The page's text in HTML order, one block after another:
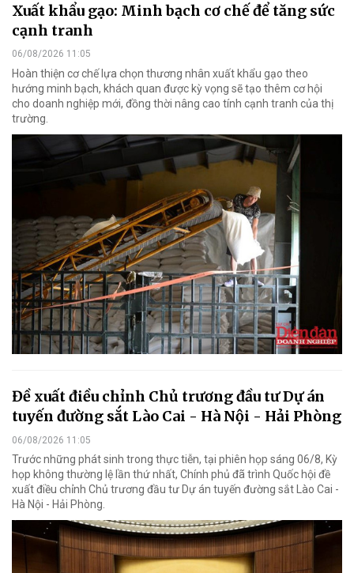
Xuất khẩu gạo: Minh bạch cơ chế để tăng sức
cạnh tranh
06/08/2026 11:05
Hoàn thiện cơ chế lựa chọn thương nhân xuất khẩu gạo theo
hướng minh bạch, khách quan được kỳ vọng sẽ tạo thêm cơ hội
cho doanh nghiệp mới, đồng thời nâng cao tính cạnh tranh của thị
trường.
Đề xuất điều chỉnh Chủ trương đầu tư Dự án
tuyến đường sắt Lào Cai - Hà Nội - Hải Phòng
06/08/2026 11:05
Trước những phát sinh trong thực tiễn, tại phiên họp sáng 06/8, Kỳ
họp không thường lệ lần thứ nhất, Chính phủ đã trình Quốc hội đề
xuất điều chỉnh Chủ trương đầu tư Dự án tuyến đường sắt Lào Cai -
Hà Nội - Hải Phòng.